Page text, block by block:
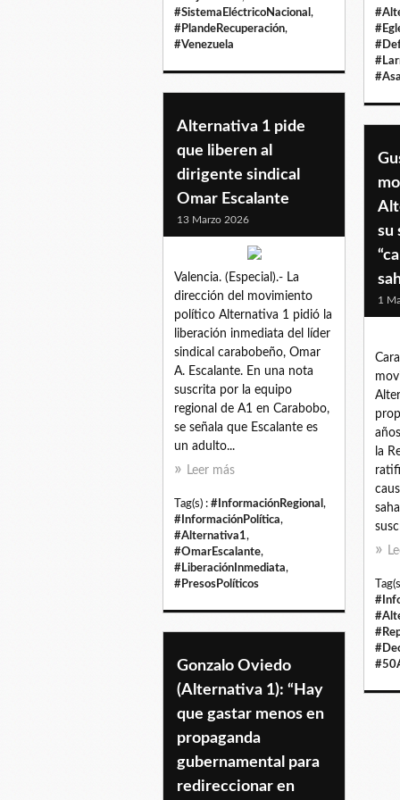
#SistemaEléctricoNacional ,
#PlandeRecuperación,
#Venezuela
Alternativa 1 pide
que liberen al
dirigente sindical
Omar Escalante
13 Marzo 2026
Valencia. (Especial).- La
dirección del movimiento
político Alternativa 1 pidió la
liberación inmediata del líder
sindical carabobeño, Omar
A. Escalante. En una nota
suscrita por la equipo
regional de A1 en Carabobo,
se señala que Escalante es
un adulto...
Leer más
Tag(s) : #InformaciónRegional ,
#InformaciónPolítica,
#Alternativa1,
#OmarEscalante,
#LiberaciónInmediata,
#PresosPolíticos
su
1
la
Gonzalo Oviedo
(Alternativa 1): “Hay
que gastar menos en
propaganda
gubernamental para
redireccionar en